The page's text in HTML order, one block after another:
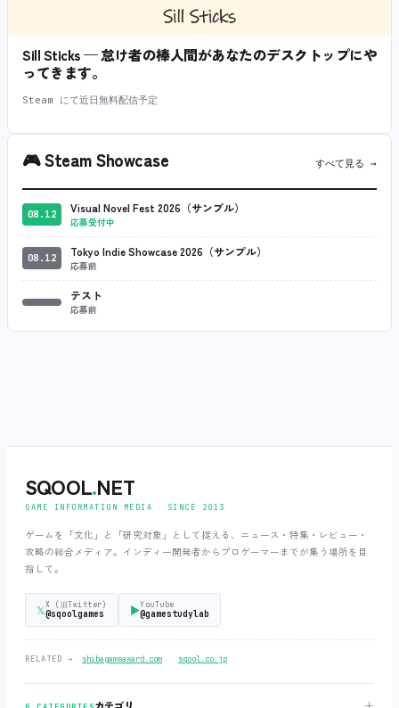
Sill Sticks — 怠け者の棒人間があなたのデスクトップにや
ってきます。
Steam にて近日無料配信予定
🎮Steam Showcase すべて見る →
08.12 Visual Novel Fest 2026（サンプル）
応募受付中
08.12 Tokyo Indie Showcase 2026（サンプル）
応募前
テスト
応募前
SQOOL.NET
GAME INFORMATION MEDIA ‧ SINCE 2013
ゲームを「文化」と「研究対象」として捉える、ニュース・特集・レビュー・
攻略の総合メディア。インディー開発者からプロゲーマーまでが集う場所を目
指して。
𝕏 X (旧Twitter)
@sqoolgames ▶YouTube
@gamestudylab
RELATED → shibagameaward.com ‧ sqool.co.jp
カテゴリ